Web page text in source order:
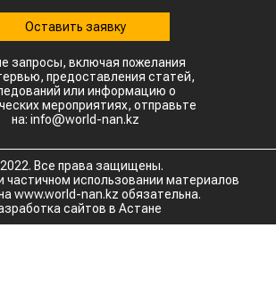
Оставить заявку
запросы, включая пожелания
предоставления статей,
или информацию о
мероприятиях, отправьте
на: info@world-nan.kz
Все права защищены.
частичном использовании материалов
www.world-nan.kz обязательна.
сайтов в Астане